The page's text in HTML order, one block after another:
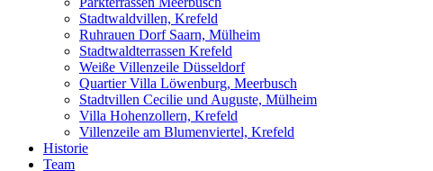
Stadtwaldvillen, Krefeld
Ruhrauen Dorf Saarn, Mülheim
Stadtwaldterrassen Krefeld
Weiße Villenzeile Düsseldorf
Quartier Villa Löwenburg, Meerbusch
Stadtvillen Cecilie und Auguste, Mülheim
Villa Hohenzollern, Krefeld
Villenzeile am Blumenviertel, Krefeld
Historie
Team